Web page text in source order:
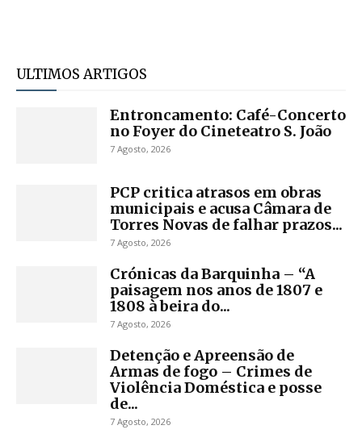
Foto emissão TVI
ULTIMOS ARTIGOS
Entroncamento: Café-Concerto
no Foyer do Cineteatro S. João
7 Agosto, 2026
PCP critica atrasos em obras
municipais e acusa Câmara de
Torres Novas de falhar prazos...
7 Agosto, 2026
Crónicas da Barquinha – “A
paisagem nos anos de 1807 e
1808 à beira do...
7 Agosto, 2026
Detenção e Apreensão de
Armas de fogo – Crimes de
Violência Doméstica e posse
de...
7 Agosto, 2026